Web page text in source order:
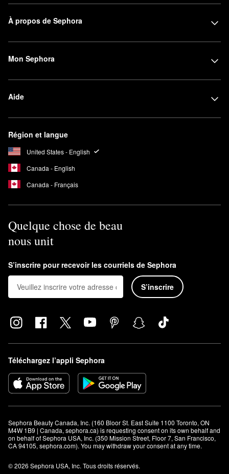
À propos de Sephora
Mon Sephora
Aide
Région et langue
United States - English
Canada - English
Canada - Français
Quelque chose de beau
nous unit
S’inscrire pour recevoir les courriels de Sephora
S’inscrire
Téléchargez l’appli Sephora
Sephora Beauty Canada, Inc. (160 Bloor St. East Suite 1100 Toronto, ON
M4W 1B9 | Canada, sephora.ca) is requesting consent on its own behalf and
on behalf of Sephora USA, Inc. (350 Mission Street, Floor 7, San Francisco,
CA 94105, sephora.com). You may withdraw your consent at any time.
© 2026 Sephora USA, Inc. Tous droits réservés.